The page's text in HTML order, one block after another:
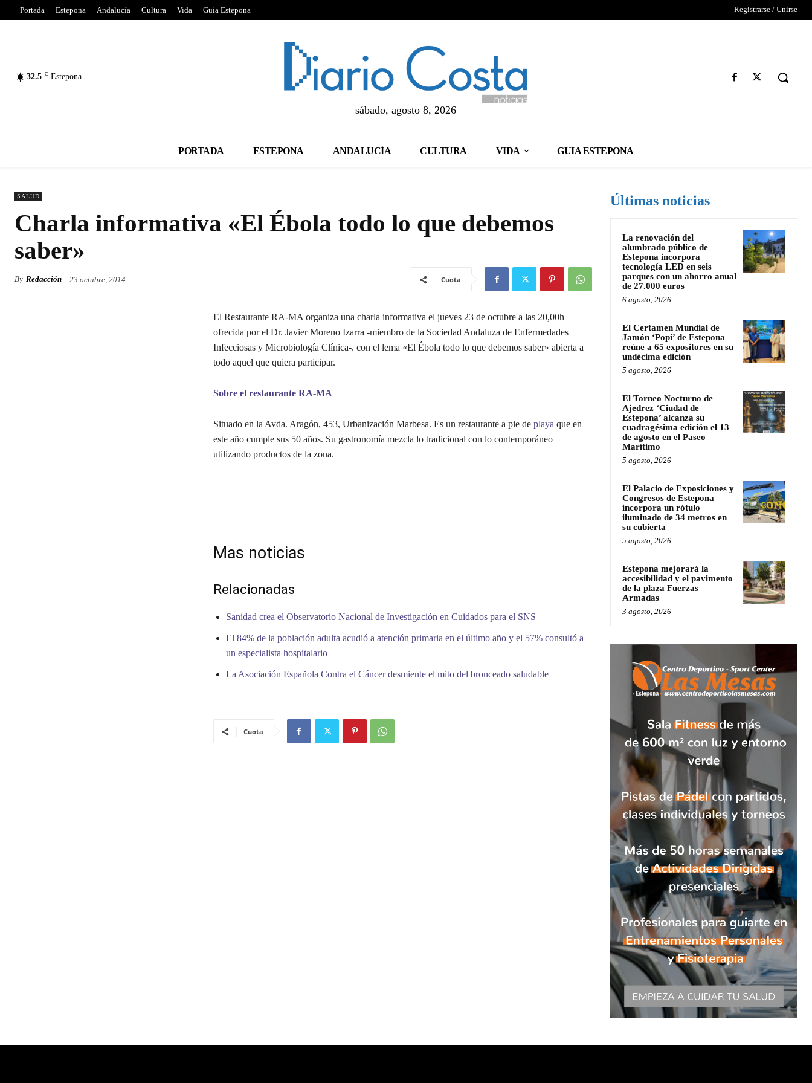
Portada Estepona Andalucía Cultura Vida Guia Estepona Registrarse / Unirse
32.5 C Estepona
sábado, agosto 8, 2026
PORTADA ESTEPONA ANDALUCÍA CULTURA VIDA GUIA ESTEPONA
SALUD
Charla informativa «El Ébola todo lo que debemos
saber»
By Redacción 23 octubre, 2014 Cuota
El Restaurante RA-MA organiza una charla informativa el jueves 23 de octubre a las 20,00h
ofrecida por el Dr. Javier Moreno Izarra -miembro de la Sociedad Andaluza de Enfermedades
Infecciosas y Microbiología Clínica-. con el lema «El Ébola todo lo que debemos saber» abierta a
todo aquel que quiera participar.
Sobre el restaurante RA-MA
Situado en la Avda. Aragón, 453, Urbanización Marbesa. Es un restaurante a pie deplaya que en
este año cumple sus 50 años. Su gastronomía mezcla lo tradicional con lo contemporáneo
utilizando productos de la zona.
Mas noticias
Relacionadas
Sanidad crea el Observatorio Nacional de Investigación en Cuidados para el SNS
El 84% de la población adulta acudió a atención primaria en el último año y el 57% consultó a
un especialista hospitalario
La Asociación Española Contra el Cáncer desmiente el mito del bronceado saludable
Cuota
Últimas noticias
La renovación del
alumbrado público de
Estepona incorpora
tecnología LED en seis
parques con un ahorro anual
de 27.000 euros
6 agosto, 2026
El Certamen Mundial de
Jamón ‘Popi’ de Estepona
reúne a 65 expositores en su
undécima edición
5 agosto, 2026
El Torneo Nocturno de
Ajedrez ‘Ciudad de
Estepona’ alcanza su
cuadragésima edición el 13
de agosto en el Paseo
Marítimo
5 agosto, 2026
El Palacio de Exposiciones y
Congresos de Estepona
incorpora un rótulo
iluminado de 34 metros en
su cubierta
5 agosto, 2026
Estepona mejorará la
accesibilidad y el pavimento
de la plaza Fuerzas
Armadas
3 agosto, 2026